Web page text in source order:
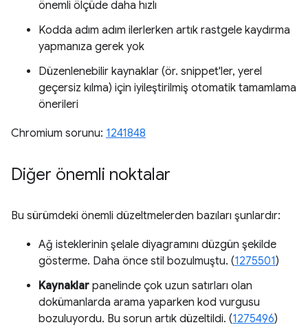
önemli ölçüde daha hızlı
Kodda adım adım ilerlerken artık rastgele kaydırma
yapmanıza gerek yok
Düzenlenebilir kaynaklar (ör. snippet'ler, yerel
geçersiz kılma) için iyileştirilmiş otomatik tamamlama
önerileri
Chromium sorunu: 1241848
Diğer önemli noktalar
Bu sürümdeki önemli düzeltmelerden bazıları şunlardır:
Ağ isteklerinin şelale diyagramını düzgün şekilde
gösterme. Daha önce stil bozulmuştu. (1275501)
Kaynaklar panelinde çok uzun satırları olan
dokümanlarda arama yaparken kod vurgusu
bozuluyordu. Bu sorun artık düzeltildi. (1275496)